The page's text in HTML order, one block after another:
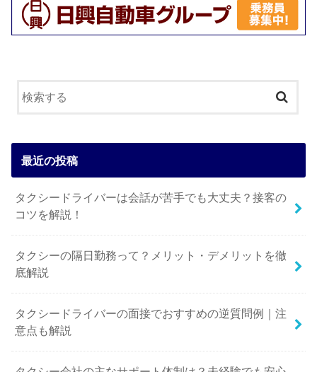
最近の投稿
タクシードライバーは会話が苦手でも大丈夫？接客の
コツを解説！
タクシーの隔日勤務って？メリット・デメリットを徹
底解説
タクシードライバーの面接でおすすめの逆質問例｜注
意点も解説